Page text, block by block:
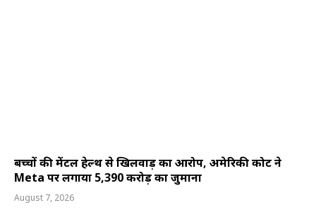
बच्चों की मेंटल हेल्थ से खिलवाड़ का आरोप, अमेरिकी कोर्ट ने
Meta पर लगाया 5,390 करोड़ का जुर्माना
August 7, 2026